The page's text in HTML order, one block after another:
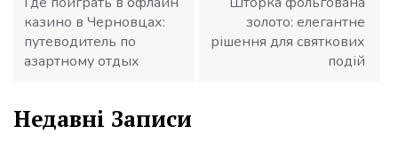
казино в Черновцах:
путеводитель по
азартному отдых
золото: елегантне
рішення для святкових
подій
Недавні Записи